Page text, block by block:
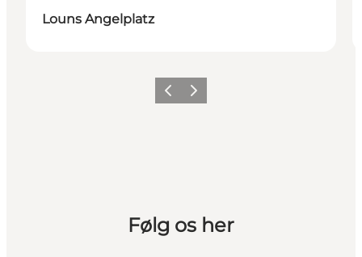
Louns Angelplatz
Vorherige Folie
Nächste Folie
Følg os her